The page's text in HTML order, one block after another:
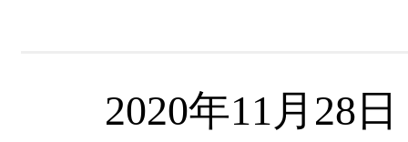
2020年11月28日